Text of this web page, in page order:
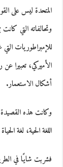
المتحدة ليس على
وتحالفاته التي
للإمبراطوريات
الأميركي،‮ ‬تعبيرا
أشكال الاستعمار.
وكانت هذه القصيدة
اللغة الحية،‮ ‬لغة
فشربت شايًا في